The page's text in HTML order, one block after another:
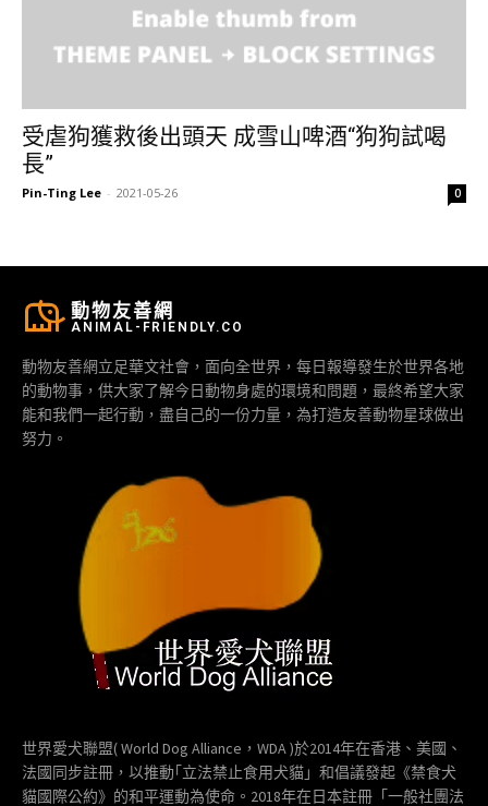
受虐狗獲救後出頭天 成雪山啤酒“狗狗試喝
長”
Pin-Ting Lee - 2021-05-26 0
動物友善網
ANIMAL-FRIENDLY.CO
動物友善網立足華文社會，面向全世界，每日報導發生於世界各地
的動物事，供大家了解今日動物身處的環境和問題，最終希望大家
能和我們一起行動，盡自己的一份力量，為打造友善動物星球做出
努力。
世界愛犬聯盟( World Dog Alliance，WDA )於2014年在香港、美國、
法國同步註冊，以推動｢立法禁止食用犬貓」和倡議發起《禁食犬
貓國際公約》的和平運動為使命。2018年在日本註冊「一般社團法